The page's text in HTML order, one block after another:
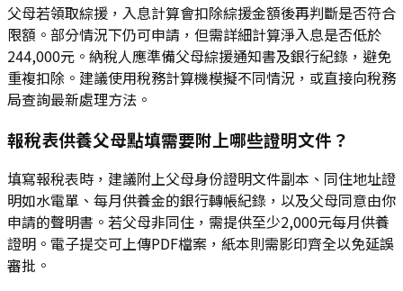
父母若領取綜援，入息計算會扣除綜援金額後再判斷是否符合
限額。部分情況下仍可申請，但需詳細計算淨入息是否低於
244,000元。納稅人應準備父母綜援通知書及銀行紀錄，避免
重複扣除。建議使用稅務計算機模擬不同情況，或直接向稅務
局查詢最新處理方法。
報稅表供養父母點填需要附上哪些證明文件？
填寫報稅表時，建議附上父母身份證明文件副本、同住地址證
明如水電單、每月供養金的銀行轉帳紀錄，以及父母同意由你
申請的聲明書。若父母非同住，需提供至少2,000元每月供養
證明。電子提交可上傳PDF檔案，紙本則需影印齊全以免延誤
審批。